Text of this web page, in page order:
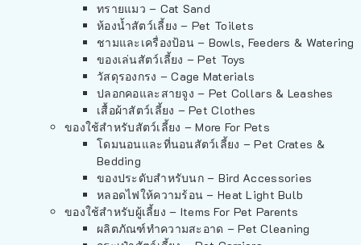
ทรายแมว – Cat Sand
ห้องน้ำสัตว์เลี้ยง – Pet Toilets
ชามและเครื่องป้อน – Bowls, Feeders & Watering
ของเล่นสัตว์เลี้ยง – Pet Toys
วัสดุรองกรง – Cage Materials
ปลอกคอและสายจูง – Pet Collars & Leashes
เสื้อผ้าสัตว์เลี้ยง – Pet Clothes
ของใช้สำหรับสัตว์เลี้ยง – More For Pets
โดมนอนและที่นอนสัตว์เลี้ยง – Pet Crates &
Bedding
ของประดับสำหรับนก – Bird Accessories
หลอดไฟให้ความร้อน – Heat Light Bulb
ของใช้สำหรับผู้เลี้ยง – Items For Pet Parents
ผลิตภัณฑ์ทำความสะอาด – Pet Cleaning